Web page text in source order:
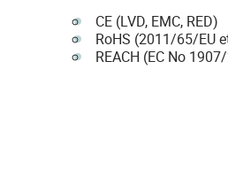
CE (LVD, EMC, RED)
RoHS (2011/65/EU
REACH (EC No